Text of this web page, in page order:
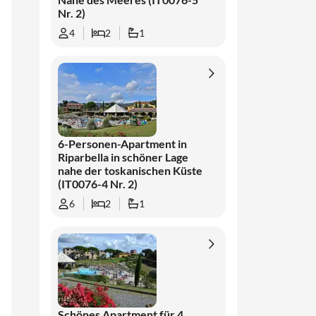
Nr. 2)
4 2 1
6-Personen-Apartment in
Riparbella in schöner Lage
nahe der toskanischen Küste
(IT0076-4 Nr. 2)
6 2 1